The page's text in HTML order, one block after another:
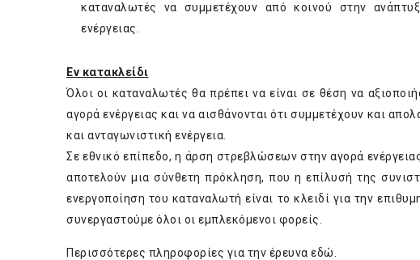
καταναλωτές να συμμετέχουν από κοινού στην
ενέργειας.
Εν κατακλείδι
Όλοι οι καταναλωτές θα πρέπει να είναι σε θέση να
αγορά ενέργειας και να αισθάνονται ότι συμμετέχουν και
και ανταγωνιστική ενέργεια.
Σε εθνικό επίπεδο, η άρση στρεβλώσεων στην αγορά
αποτελούν μια σύνθετη πρόκληση, που η επίλυσή της
ενεργοποίηση του καταναλωτή είναι το κλειδί για την
συνεργαστούμε όλοι οι εμπλεκόμενοι φορείς.
Περισσότερες πληροφορίες για την έρευνα εδώ.